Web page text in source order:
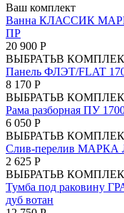
Ваш комплект
Ванна КЛАССИК
ПР
20 900 Р
ВЫБРАТЬВ
Панель ФЛЭТ/FLAT
8 170 Р
ВЫБРАТЬВ
Рама разборная ПУ
6 050 Р
ВЫБРАТЬВ
Слив-перелив
2 625 Р
ВЫБРАТЬВ
Тумба под раковину
дуб вотан